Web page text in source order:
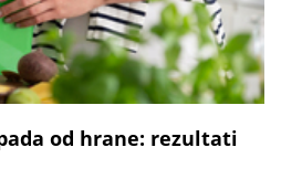
od hrane: rezultati